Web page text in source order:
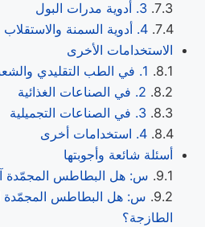
3. أدوية مدرات البول
4. أدوية السمنة والاستقلاب
الاستخدامات الأخرى
1. في الطب التقليدي والشعبي
2. في الصناعات الغذائية
3. في الصناعات التجميلية
4. استخدامات أخرى
أسئلة شائعة وأجوبتها
س: هل البطاطس المجمّدة
س: هل البطاطس المجمّدة
الطازجة؟